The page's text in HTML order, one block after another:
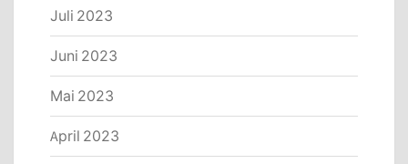
Juli 2023
Juni 2023
Mai 2023
April 2023